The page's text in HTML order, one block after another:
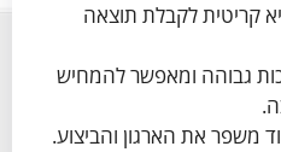
קריטית לקבלת תוצאה
גבוהה ומאפשר להמחיש
משפר את הארגון והביצוע.